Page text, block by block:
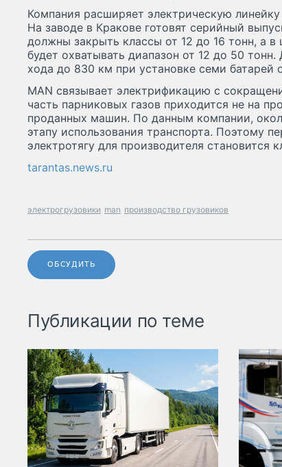
Компания расширяет электрическую
На заводе в Кракове готовят серийный
должны закрыть классы от 12 до 16 тонн, а
будет охватывать диапазон от 12 до 50
хода до 830 км при установке семи батарей
MAN связывает электрификацию с
часть парниковых газов приходится не на
проданных машин. По данным компании,
этапу использования транспорта. Поэтому
электротягу для производителя становится
tarantas.news.ru
электрогрузовики man производство грузовиков
ОБСУДИТЬ
Публикации по теме